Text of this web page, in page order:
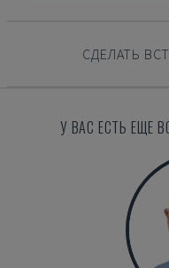
СДЕЛАТЬ
У ВАС ЕСТЬ ЕЩЕ